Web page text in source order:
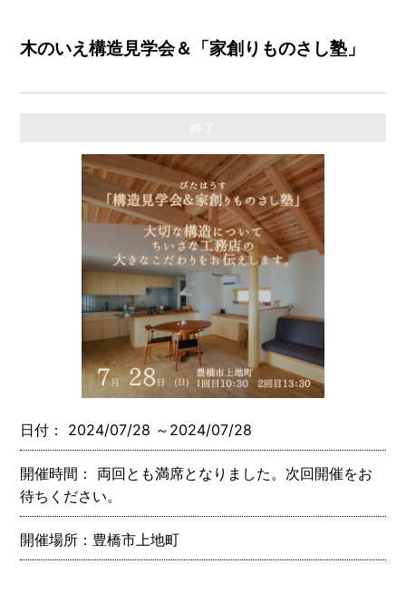
木のいえ構造見学会＆「家創りものさし塾」
日付： 2024/07/28 ～2024/07/28
開催時間： 両回とも満席となりました。次回開催をお
待ちください。
開催場所：豊橋市上地町